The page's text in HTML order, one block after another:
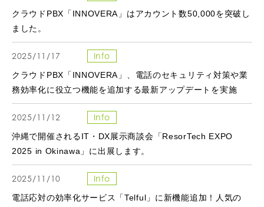
クラウドPBX「INNOVERA」はアカウント数50,000を突破し
ました。
2025/11/17 Info
クラウドPBX「INNOVERA」、電話のセキュリティ対策や業
務効率化に役立つ機能を追加する最新アップデートを実施
2025/11/12 Info
沖縄で開催されるIT・DX展示商談会「ResorTech EXPO
2025 in Okinawa」に出展します。
2025/11/10 Info
電話応対の効率化サービス「Telful」に新機能追加！人気の